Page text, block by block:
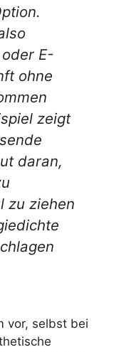
E-
ohne
zeigt
daran,
zu ziehen
vor, selbst bei